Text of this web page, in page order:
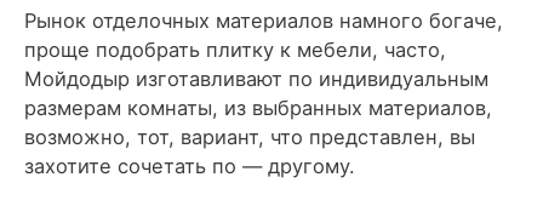
Рынок отделочных материалов намного богаче,
проще подобрать плитку к мебели, часто,
Мойдодыр изготавливают по индивидуальным
размерам комнаты, из выбранных материалов,
возможно, тот, вариант, что представлен, вы
захотите сочетать по — другому.